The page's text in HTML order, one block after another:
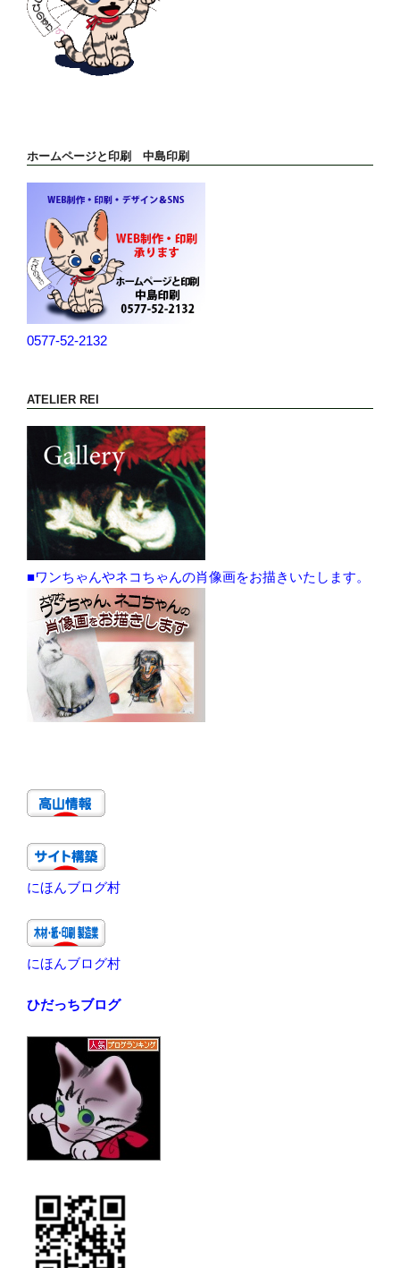
ホームページと印刷 中島印刷
0577-52-2132
ATELIER REI
■ワンちゃんやネコちゃんの肖像画をお描きいたします。
にほんブログ村
にほんブログ村
ひだっちブログ